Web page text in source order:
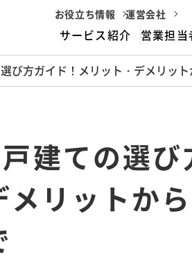
お役立ち情報 運営会社
サービス紹介
housemarriageとは
営業担当
び方ガイド！メリット・デメリッ
建ての選び
リットか